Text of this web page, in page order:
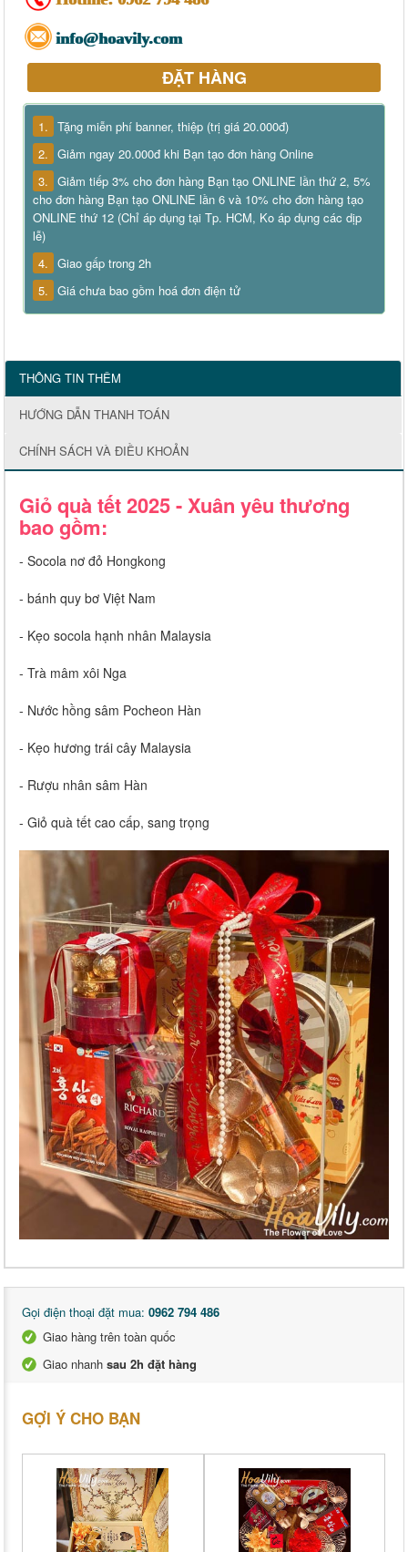
info@hoavily.com
ĐẶT HÀNG
1. Tặng miễn phí banner, thiệp (trị giá 20.000đ)
2. Giảm ngay 20.000đ khi Bạn tạo đơn hàng Online
3. Giảm tiếp 3% cho đơn hàng Bạn tạo ONLINE lần thứ 2, 5%
cho đơn hàng Bạn tạo ONLINE lần 6 và 10% cho đơn hàng tạo
ONLINE thứ 12 (Chỉ áp dụng tại Tp. HCM, Ko áp dụng các dịp
lễ)
4. Giao gấp trong 2h
5. Giá chưa bao gồm hoá đơn điện tử
THÔNG TIN THÊM
HƯỚNG DẪN THANH TOÁN
CHÍNH SÁCH VÀ ĐIỀU KHOẢN
Giỏ quà tết 2025 - Xuân yêu thương
bao gồm:
- Socola nơ đỏ Hongkong
- bánh quy bơ Việt Nam
- Kẹo socola hạnh nhân Malaysia
- Trà mâm xôi Nga
- Nước hồng sâm Pocheon Hàn
- Kẹo hương trái cây Malaysia
- Rượu nhân sâm Hàn
- Giỏ quà tết cao cấp, sang trọng
Gọi điện thoại đặt mua: 0962 794 486
Giao hàng trên toàn quốc
Giao nhanh sau 2h đặt hàng
GỢI Ý CHO BẠN